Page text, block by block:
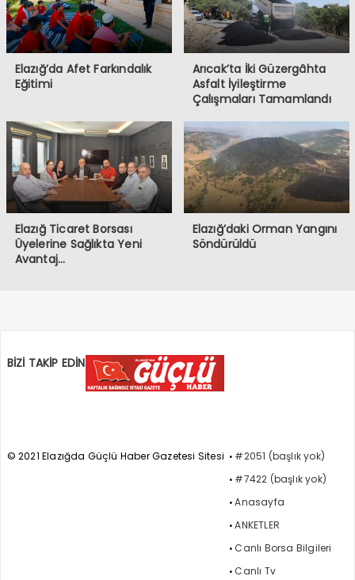
Elazığ’da Afet Farkındalık
Eğitimi
Arıcak’ta İki Güzergâhta
Asfalt İyileştirme
Çalışmaları Tamamlandı
Elazığ Ticaret Borsası
Üyelerine Sağlıkta Yeni
Avantaj…
Elazığ’daki Orman Yangını
Söndürüldü
BİZİ TAKİP EDİN
© 2021 Elazığda Güçlü Haber Gazetesi Sitesi
#2051 (başlık yok)
#7422 (başlık yok)
Anasayfa
ANKETLER
Canlı Borsa Bilgileri
Canlı Tv